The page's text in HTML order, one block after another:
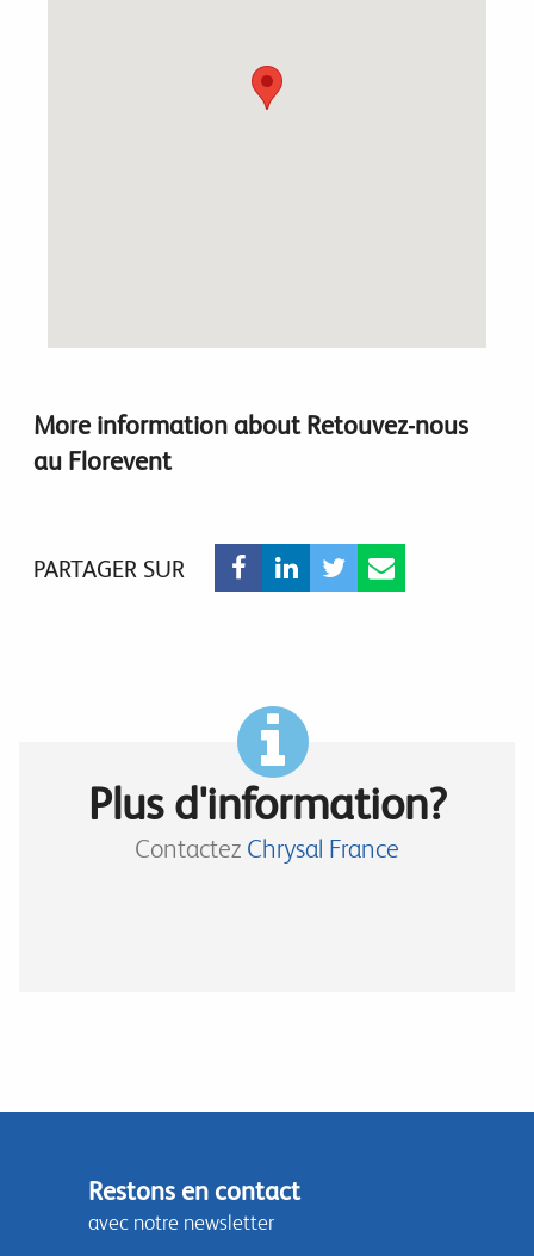
More information about Retouvez-nous
au Florevent
PARTAGER SUR
Plus d'information?
Contactez Chrysal France
Restons en contact
avec notre newsletter